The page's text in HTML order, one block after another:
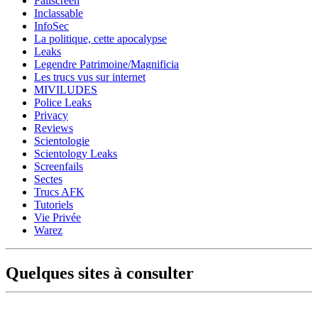
Inclassable
InfoSec
La politique, cette apocalypse
Leaks
Legendre Patrimoine/Magnificia
Les trucs vus sur internet
MIVILUDES
Police Leaks
Privacy
Reviews
Scientologie
Scientology Leaks
Screenfails
Sectes
Trucs AFK
Tutoriels
Vie Privée
Warez
Quelques sites à consulter